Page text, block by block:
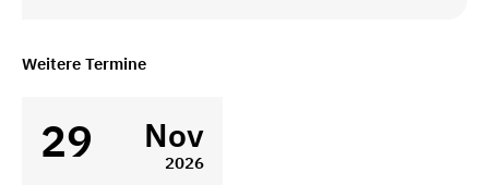
Weitere Termine
29 Nov
2026